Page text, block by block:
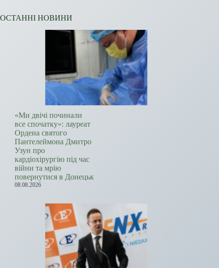
ОСТАННІ НОВИНИ
«Ми двічі починали
все спочатку»: лауреат
Ордена святого
Пантелеймона Дмитро
Узун про
кардіохірургію під час
війни та мрію
повернутися в Донецьк
08.08.2026